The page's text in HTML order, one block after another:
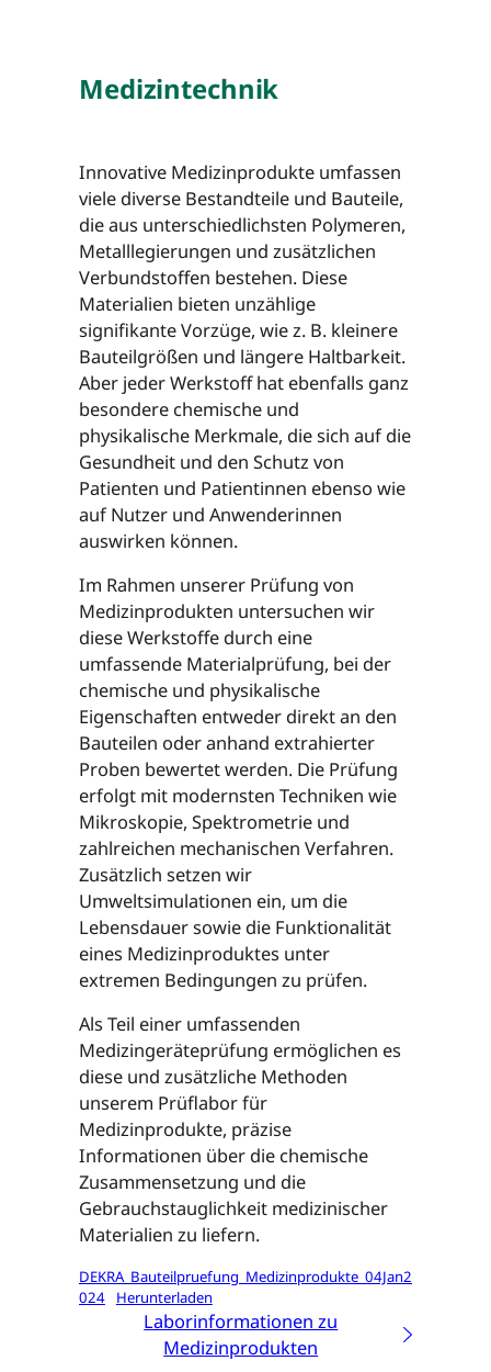
Medizintechnik
Innovative Medizinprodukte umfassen
viele diverse Bestandteile und Bauteile,
die aus unterschiedlichsten Polymeren,
Metalllegierungen und zusätzlichen
Verbundstoffen bestehen. Diese
Materialien bieten unzählige
signifikante Vorzüge, wie z. B. kleinere
Bauteilgrößen und längere Haltbarkeit.
Aber jeder Werkstoff hat ebenfalls ganz
besondere chemische und
physikalische Merkmale, die sich auf die
Gesundheit und den Schutz von
Patienten und Patientinnen ebenso wie
auf Nutzer und Anwenderinnen
auswirken können.
Im Rahmen unserer Prüfung von
Medizinprodukten untersuchen wir
diese Werkstoffe durch eine
umfassende Materialprüfung, bei der
chemische und physikalische
Eigenschaften entweder direkt an den
Bauteilen oder anhand extrahierter
Proben bewertet werden. Die Prüfung
erfolgt mit modernsten Techniken wie
Mikroskopie, Spektrometrie und
zahlreichen mechanischen Verfahren.
Zusätzlich setzen wir
Umweltsimulationen ein, um die
Lebensdauer sowie die Funktionalität
eines Medizinproduktes unter
extremen Bedingungen zu prüfen.
Als Teil einer umfassenden
Medizingeräteprüfung ermöglichen es
diese und zusätzliche Methoden
unserem Prüflabor für
Medizinprodukte, präzise
Informationen über die chemische
Zusammensetzung und die
Gebrauchstauglichkeit medizinischer
Materialien zu liefern.
DEKRA_Bauteilpruefung_Medizinprodukte_04Jan2
024
Herunterladen
Laborinformationen zu
Medizinprodukten